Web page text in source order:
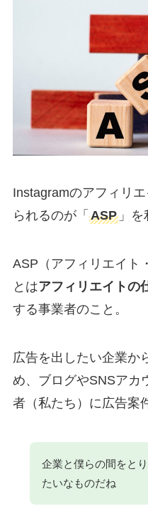
Instagramのアフィリ
られるのが「 ASP」を
ASP（アフィリエイト
とはアフィリエイトの
する事業者のこと。
広告を出したい企業か
め、ブログやSNSアカ
者（私たち）に広告案
企業と僕らの間をと
たいなものだね